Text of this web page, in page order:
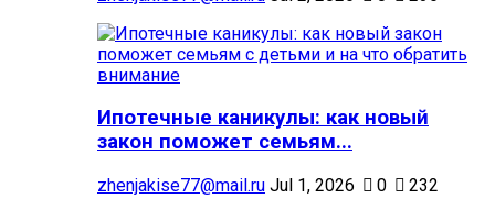
Ипотечные каникулы: как новый
закон поможет семьям...
zhenjakise77@mail.ru Jul 1, 2026 0
232